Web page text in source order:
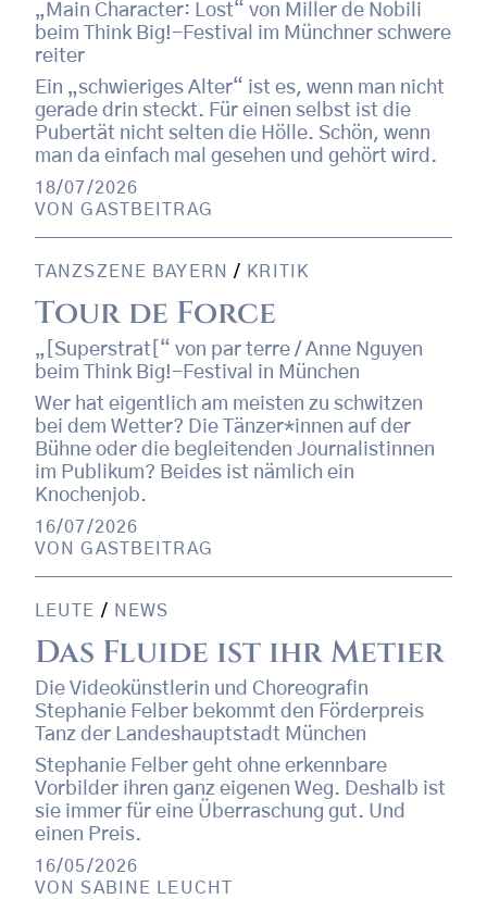
„Main Character: Lost“ von Miller de Nobili
beim Think Big!-Festival im Münchner schwere
reiter
Ein „schwieriges Alter“ ist es, wenn man nicht
gerade drin steckt. Für einen selbst ist die
Pubertät nicht selten die Hölle. Schön, wenn
man da einfach mal gesehen und gehört wird.
18/07/2026
VONGASTBEITRAG
TANZSZENE BAYERN / KRITIK
Tour de Force
„[Superstrat[“ von par terre / Anne Nguyen
beim Think Big!-Festival in München
Wer hat eigentlich am meisten zu schwitzen
bei dem Wetter? Die Tänzer*innen auf der
Bühne oder die begleitenden Journalistinnen
im Publikum? Beides ist nämlich ein
Knochenjob.
16/07/2026
VONGASTBEITRAG
LEUTE / NEWS
Das Fluide ist ihr Metier
Die Videokünstlerin und Choreografin
Stephanie Felber bekommt den Förderpreis
Tanz der Landeshauptstadt München
Stephanie Felber geht ohne erkennbare
Vorbilder ihren ganz eigenen Weg. Deshalb ist
sie immer für eine Überraschung gut. Und
einen Preis.
16/05/2026
VON SABINE LEUCHT